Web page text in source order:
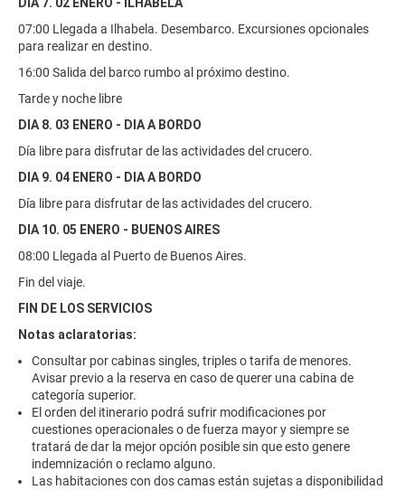
07:00 Llegada a Ilhabela. Desembarco. Excursiones opcionales
para realizar en destino.
16:00 Salida del barco rumbo al próximo destino.
Tarde y noche libre
DIA 8. 03 ENERO - DIA A BORDO
Día libre para disfrutar de las actividades del crucero.
DIA 9. 04 ENERO - DIA A BORDO
Día libre para disfrutar de las actividades del crucero.
DIA 10. 05 ENERO - BUENOS AIRES
08:00 Llegada al Puerto de Buenos Aires.
Fin del viaje.
FIN DE LOS SERVICIOS
Notas aclaratorias:
Consultar por cabinas singles, triples o tarifa de menores.
Avisar previo a la reserva en caso de querer una cabina de
categoría superior.
El orden del itinerario podrá sufrir modificaciones por
cuestiones operacionales o de fuerza mayor y siempre se
tratará de dar la mejor opción posible sin que esto genere
indemnización o reclamo alguno.
Las habitaciones con dos camas están sujetas a disponibilidad